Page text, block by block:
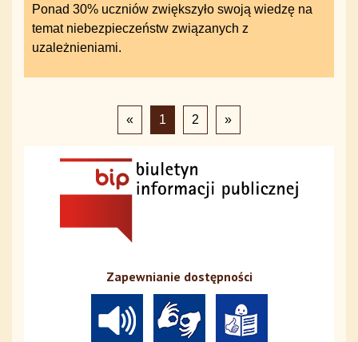
Zapewnianie dostępności
Ponad 30% uczniów zwiększyło swoją wiedzę na
temat niebezpieczeństw związanych z
uzależnieniami.
« 1 2 »